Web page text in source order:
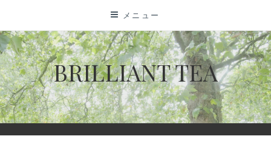
テ
ン
ツ
に
ス
キ
ッ
メニュー
BRILLIANT TEA